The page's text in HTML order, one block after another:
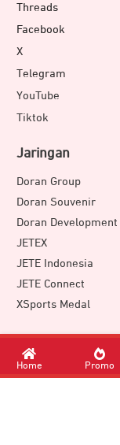
Threads
Facebook
X
Telegram
YouTube
Tiktok
Jaringan
Doran Group
Doran Souvenir
Doran Development
JETEX
JETE Indonesia
JETE Connect
XSports Medal
Download Apps
Home Promo